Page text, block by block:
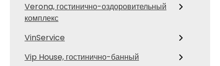
Verona, гостинично-оздоровительный
комплекс
VinService
Vip House, гостинично-банный